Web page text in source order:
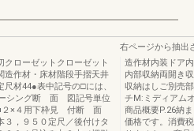
ローゼットクローゼット
造作材・床材階段手摺天井
材44●表中記号の□には、
シング断 面 図記号単位
■２×４用下枠見 付断 面
，９５０定尺／後付けタ
右ページから抽出
造作材内装ドア
内部収納両開き
収納はしご別売
チM:ミディアム
商品概要P.26納
価格です。消費